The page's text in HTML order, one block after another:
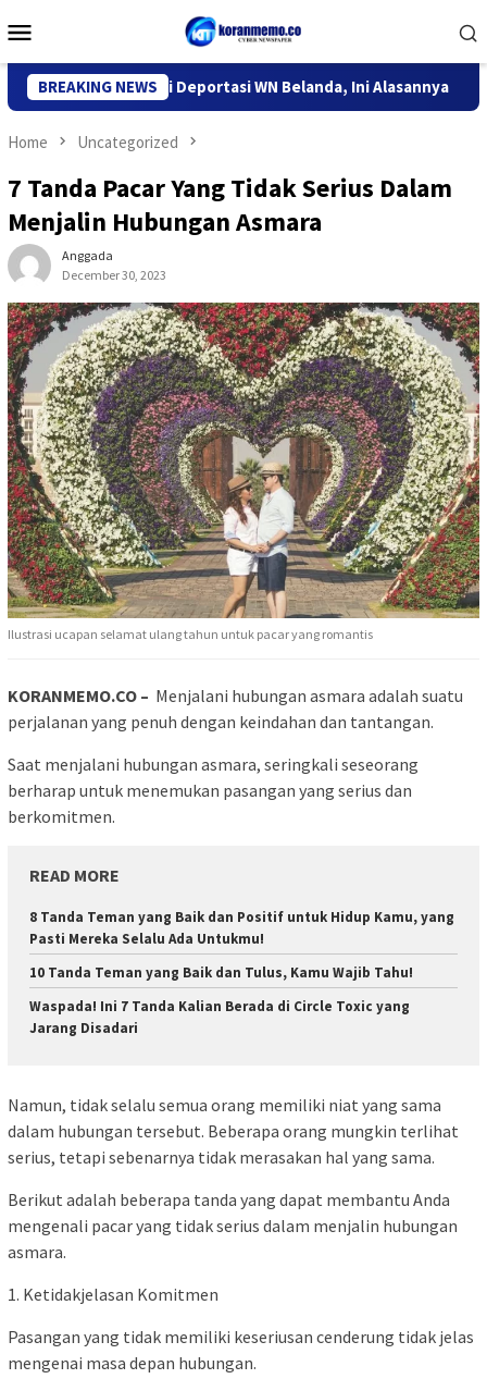
to
Menu
BREAKING NEWS
Kediri Deportasi WN Belanda, Ini Alasannya 9
Home Uncategorized
7 Tanda Pacar Yang Tidak Serius Dalam
Menjalin Hubungan Asmara
Anggada
December 30, 2023
Ilustrasi ucapan selamat ulang tahun untuk pacar yang romantis
KORANMEMO.CO – Menjalani hubungan asmara adalah suatu
perjalanan yang penuh dengan keindahan dan tantangan.
Saat menjalani hubungan asmara, seringkali seseorang
berharap untuk menemukan pasangan yang serius dan
berkomitmen.
READ MORE
8 Tanda Teman yang Baik dan Positif untuk Hidup Kamu, yang
Pasti Mereka Selalu Ada Untukmu!
10 Tanda Teman yang Baik dan Tulus, Kamu Wajib Tahu!
Waspada! Ini 7 Tanda Kalian Berada di Circle Toxic yang
Jarang Disadari
Namun, tidak selalu semua orang memiliki niat yang sama
dalam hubungan tersebut. Beberapa orang mungkin terlihat
serius, tetapi sebenarnya tidak merasakan hal yang sama.
Berikut adalah beberapa tanda yang dapat membantu Anda
mengenali pacar yang tidak serius dalam menjalin hubungan
asmara.
1. Ketidakjelasan Komitmen
Pasangan yang tidak memiliki keseriusan cenderung tidak jelas
mengenai masa depan hubungan.